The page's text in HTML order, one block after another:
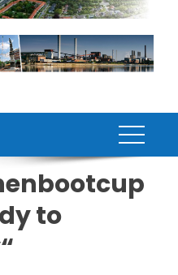
to